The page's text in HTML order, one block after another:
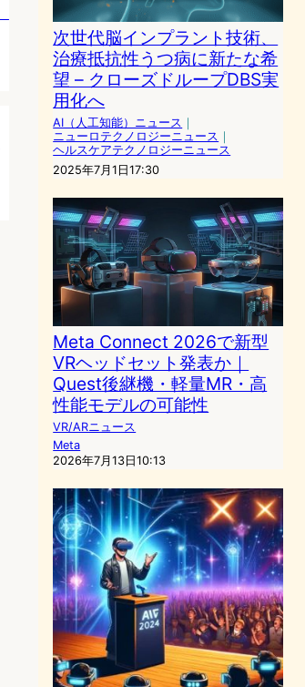
次世代脳インプラント技術、
治療抵抗性うつ病に新たな希
望 – クローズドループDBS実
用化へ
AI（人工知能）ニュース ｜
ニューロテクノロジーニュース ｜
ヘルスケアテクノロジーニュース
2025年7月1日17:30
Meta Connect 2026で新型
VRヘッドセット発表か｜
Quest後継機・軽量MR・高
性能モデルの可能性
VR/ARニュース
Meta
2026年7月13日10:13